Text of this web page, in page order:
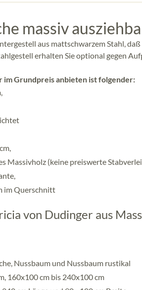
massiv
aus mattschwarzem Stahl,
erhalten Sie optional gegen
im Grundpreis anbieten ist folgender:
Massivholz (keine preiswerte
im Querschnitt
von Dudinger aus
Nussbaum und Nussbaum rustikal
160x100 cm bis 240x100 cm